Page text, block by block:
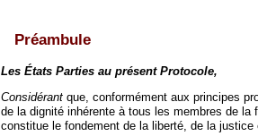
Préambule
Les États Parties au présent Protocole,
Considérant que, conformément aux principes
de la dignité inhérente à tous les membres de
constitue le fondement de la liberté, de la justice